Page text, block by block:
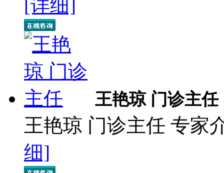
[详细]
王艳琼 门诊主任
王艳琼 门诊主任 专家
细]